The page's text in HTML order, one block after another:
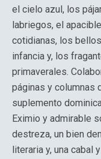
el cielo azul, los
labriegos, el
cotidianas, los
infancia y, los
primaverales.
páginas y columnas
suplemento
Eximio y admirable
destreza, un bien
literaria y, una cabal